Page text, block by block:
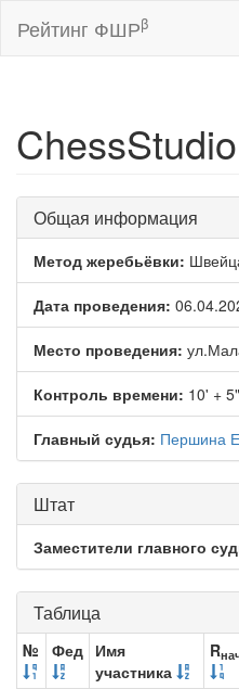
Рейтинг ФШРβ
Общая информация
Метод жеребьёвки:
Дата проведения:
Место проведения:
Контроль времени: 10' +
Главный судья: Першина
Штат
Заместители главного
Таблица
№ Фед Имя
участника
R